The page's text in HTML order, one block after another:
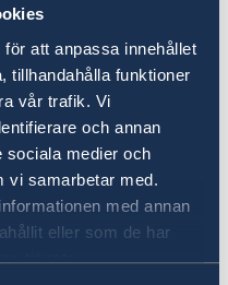
att anpassa innehållet
tillhandahålla funktioner
vår trafik. Vi
och annan
sociala medier och
vi samarbetar med.
med annan
eller som de har
tjänster.
Africa
over 18 in South
under 18 in South
in South Africa
for Child
Fees
fee at time
your Visa or
PM